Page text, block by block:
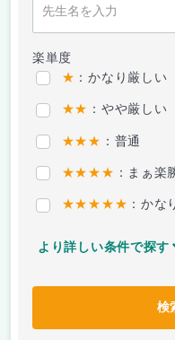
楽単度
★ ：かなり厳しい
★★ ：やや厳しい
★★★ ：普通
★★★★ ：まぁ楽
★★★★★ ：かな
より詳しい条件で探す
検